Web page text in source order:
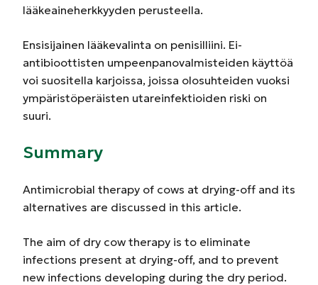
lääkeaineherkkyyden perusteella.
Ensisijainen lääkevalinta on penisilliini. Ei-
antibioottisten umpeenpanovalmisteiden käyttöä
voi suositella karjoissa, joissa olosuhteiden vuoksi
ympäristöperäisten utareinfektioiden riski on
suuri.
Summary
Antimicrobial therapy of cows at drying-off and its
alternatives are discussed in this article.
The aim of dry cow therapy is to eliminate
infections present at drying-off, and to prevent
new infections developing during the dry period.